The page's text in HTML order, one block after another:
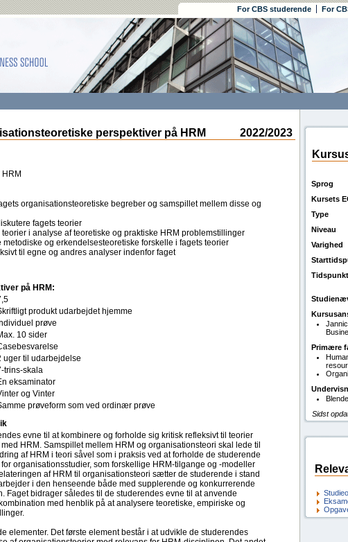
For CBS studerende For
2022/2023
perspektiver på HRM
organisationsteoretiske begreber og samspillet mellem disse og
fagets teorier
i analyse af teoretiske og praktiske HRM problemstillinger
metodiske og erkendelsesteoretiske forskelle i fagets teorier
til egne og andres analyser indenfor faget
på HRM:
produkt udarbejdet hjemme
prøve
10 sider
uger til udarbejdelse
trins-skala
eksaminator
og Vinter
prøveform som ved ordinær prøve
evne til at kombinere og forholde sig kritisk refleksivt til teorier
HRM. Samspillet mellem HRM og organisationsteori skal lede til
af HRM i teori såvel som i praksis ved at forholde de studerende
organisationsstudier, som forskellige HRM-tilgange og -modeller
af HRM til organisationsteori sætter de studerende i stand
i den henseende både med supplerende og konkurrerende
Faget bidrager således til de studerendes evne til at anvende
med henblik på at analysere teoretiske, empiriske og
elementer. Det første element består i at udvikle de studerendes
Sprog
Kursets
Type
Niveau
Varighed
Tidspunkt
Primære
Sidst